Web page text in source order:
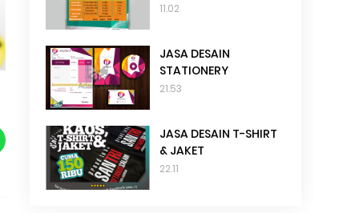
11.02
JASA DESAIN
STATIONERY
21.53
JASA DESAIN T-SHIRT
& JAKET
22.11